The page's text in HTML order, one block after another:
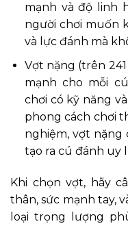
mạnh và độ linh
người chơi muốn
và lực đánh mà
Vợt nặng (trên
mạnh cho mỗi
chơi có kỹ năng
phong cách chơi
nghiệm, vợt
tạo ra cú đánh uy
Khi chọn vợt, hãy
thân, sức mạnh tay,
loại trọng lượng